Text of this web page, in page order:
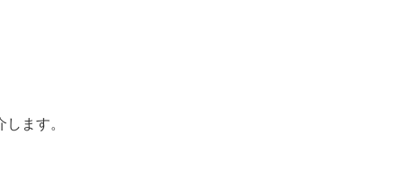
ます。